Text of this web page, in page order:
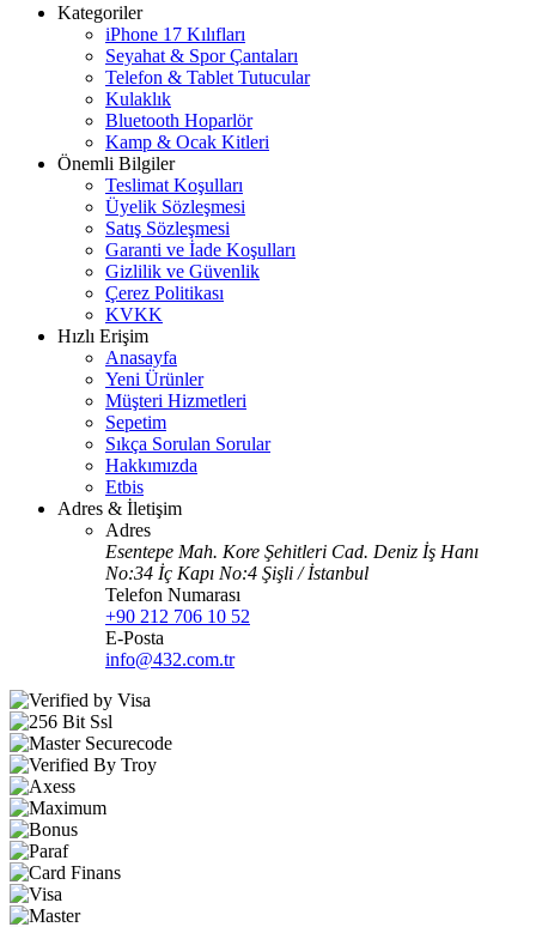
Kategoriler
iPhone 17 Kılıfları
Seyahat & Spor Çantaları
Telefon & Tablet Tutucular
Kulaklık
Bluetooth Hoparlör
Kamp & Ocak Kitleri
Önemli Bilgiler
Teslimat Koşulları
Üyelik Sözleşmesi
Satış Sözleşmesi
Garanti ve İade Koşulları
Gizlilik ve Güvenlik
Çerez Politikası
KVKK
Hızlı Erişim
Anasayfa
Yeni Ürünler
Müşteri Hizmetleri
Sepetim
Sıkça Sorulan Sorular
Hakkımızda
Etbis
Adres & İletişim
Adres
Esentepe Mah. Kore Şehitleri Cad. Deniz İş Hanı
No:34 İç Kapı No:4 Şişli / İstanbul
Telefon Numarası
+90 212 706 10 52
E-Posta
info@432.com.tr